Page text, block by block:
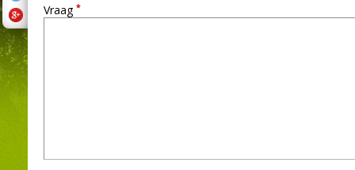
Vraag *